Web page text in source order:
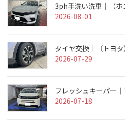
3ph手洗い洗車｜（ホ
2026-08-01
タイヤ交換｜（トヨタ
2026-07-29
フレッシュキーパー
2026-07-18